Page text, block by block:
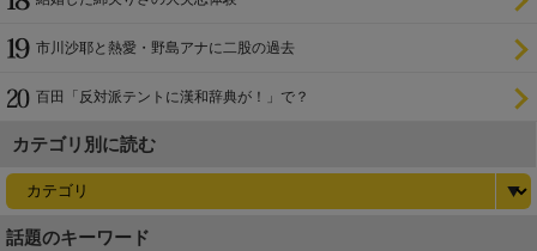
市川沙耶と熱愛・野島アナに二股の過去
百田「反対派テントに漢和辞典が！」で？
カテゴリ別に読む
話題のキーワード